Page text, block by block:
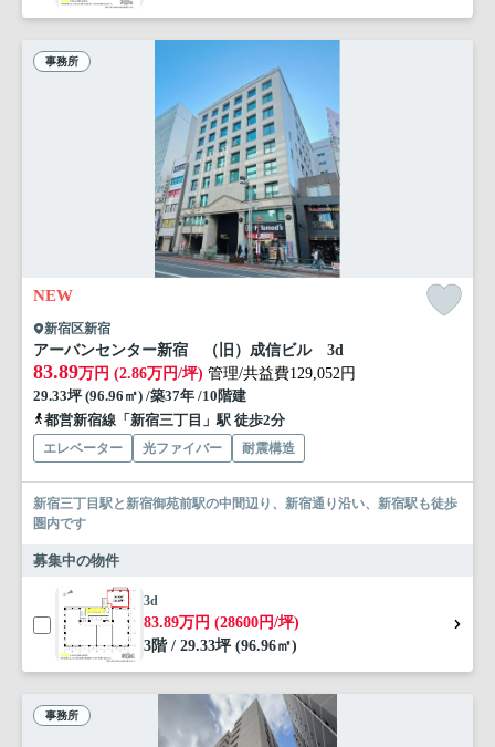
事務所
NEW
新宿区新宿
アーバンセンター新宿 （旧）成信ビル 3d
83.89万円 (2.86万円/坪) 管理/共益費129,052円
29.33坪 (96.96㎡) /築37年 /10階建
都営新宿線「新宿三丁目」駅 徒歩2分
エレベーター 光ファイバー 耐震構造
新宿三丁目駅と新宿御苑前駅の中間辺り、新宿通り沿い、新宿駅も徒歩
圏内です
募集中の物件
3d
83.89万円 (28600円/坪)
3階 / 29.33坪 (96.96㎡)
事務所